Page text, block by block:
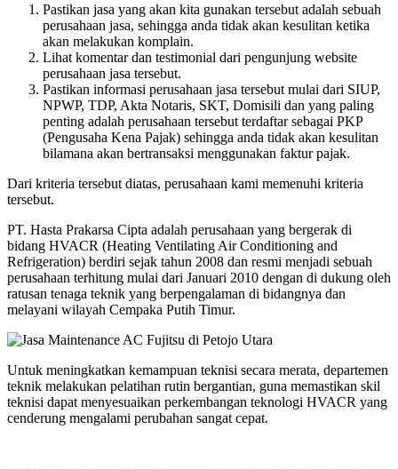
Pastikan jasa yang akan kita gunakan tersebut adalah sebuah
perusahaan jasa, sehingga anda tidak akan kesulitan ketika
akan melakukan komplain.
Lihat komentar dan testimonial dari pengunjung website
perusahaan jasa tersebut.
Pastikan informasi perusahaan jasa tersebut mulai dari SIUP,
NPWP, TDP, Akta Notaris, SKT, Domisili dan yang paling
penting adalah perusahaan tersebut terdaftar sebagai PKP
(Pengusaha Kena Pajak) sehingga anda tidak akan kesulitan
bilamana akan bertransaksi menggunakan faktur pajak.
Dari kriteria tersebut diatas, perusahaan kami memenuhi kriteria
tersebut.
PT. Hasta Prakarsa Cipta adalah perusahaan yang bergerak di
bidang HVACR (Heating Ventilating Air Conditioning and
Refrigeration) berdiri sejak tahun 2008 dan resmi menjadi sebuah
perusahaan terhitung mulai dari Januari 2010 dengan di dukung oleh
ratusan tenaga teknik yang berpengalaman di bidangnya dan
melayani wilayah Cempaka Putih Timur.
Untuk meningkatkan kemampuan teknisi secara merata, departemen
teknik melakukan pelatihan rutin bergantian, guna memastikan skil
teknisi dapat menyesuaikan perkembangan teknologi HVACR yang
cenderung mengalami perubahan sangat cepat.